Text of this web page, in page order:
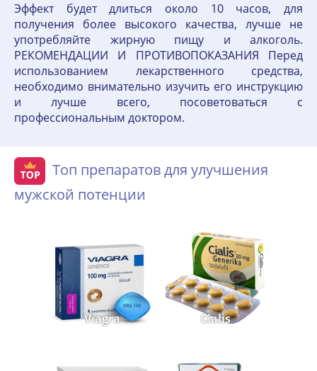
Эффект будет длиться около 10 часов, для
получения более высокого качества, лучше не
употребляйте жирную пищу и алкоголь.
РЕКОМЕНДАЦИИ И ПРОТИВОПОКАЗАНИЯ Перед
использованием лекарственного средства,
необходимо внимательно изучить его инструкцию
и лучше всего, посоветоваться с
профессиональным доктором.
Топ препаратов для улучшения
мужской потенции
Viagra Cialis